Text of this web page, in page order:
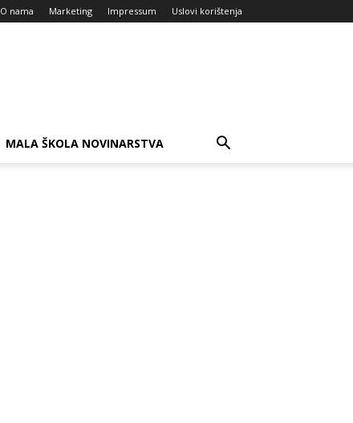
O nama Marketing Impressum Uslovi korištenja
MALA ŠKOLA NOVINARSTVA